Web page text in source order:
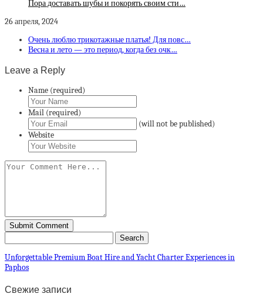
Пора доставать шубы и покорять своим сти…
26 апреля, 2024
Очень люблю трикотажные платья! Для повс…
Весна и лето — это период, когда без очк…
Leave a Reply
Name (required)
Mail (required)
(will not be published)
Website
Unforgettable Premium Boat Hire and Yacht Charter Experiences in
Paphos
Свежие записи